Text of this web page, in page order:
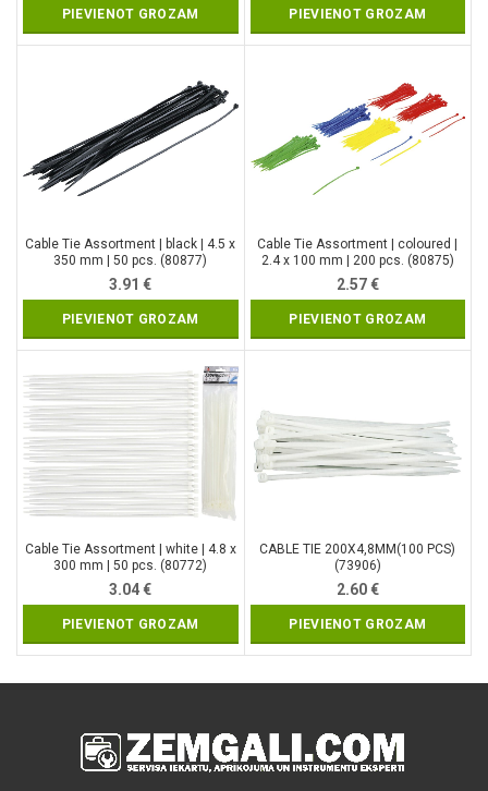
PIEVIENOT GROZAM PIEVIENOT GROZAM
Cable Tie Assortment | black | 4.5 x
350 mm | 50 pcs. (80877)
3.91€
PIEVIENOT GROZAM
Cable Tie Assortment | coloured |
2.4 x 100 mm | 200 pcs. (80875)
2.57€
PIEVIENOT GROZAM
Cable Tie Assortment | white | 4.8 x
300 mm | 50 pcs. (80772)
3.04€
PIEVIENOT GROZAM
CABLE TIE 200X4,8MM(100 PCS)
(73906)
2.60€
PIEVIENOT GROZAM